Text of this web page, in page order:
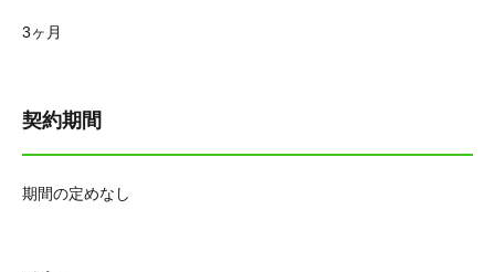
3ヶ月
契約期間
期間の定めなし